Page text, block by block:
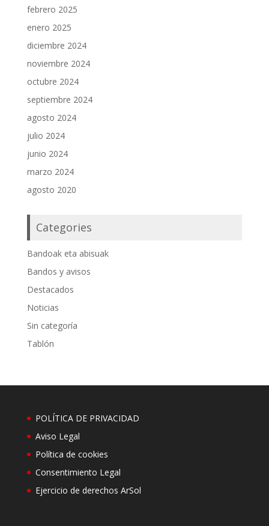
febrero 2025
enero 2025
diciembre 2024
noviembre 2024
octubre 2024
septiembre 2024
agosto 2024
julio 2024
junio 2024
marzo 2024
agosto 2020
Categories
Bandoak eta abisuak
Bandos y avisos
Destacados
Noticias
Sin categoría
Tablón
POLÍTICA DE PRIVACIDAD
Aviso Legal
Política de cookies
Consentimiento Legal
Ejercicio de derechos ArSol